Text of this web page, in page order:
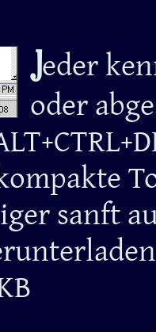
Jeder
oder
sanft